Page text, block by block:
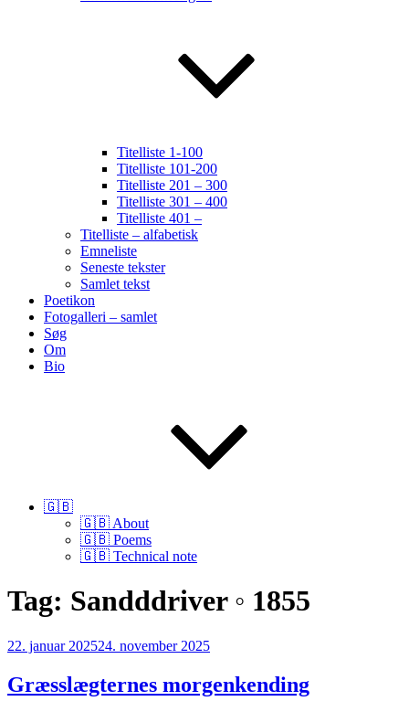
Titelliste 1-100
Titelliste 101-200
Titelliste 201 – 300
Titelliste 301 – 400
Titelliste 401 –
Titelliste – alfabetisk
Emneliste
Seneste tekster
Samlet tekst
Poetikon
Fotogalleri – samlet
Søg
Om
Bio
🇬🇧
🇬🇧 About
🇬🇧 Poems
🇬🇧 Technical note
Tag: Sandddriver ◦ 1855
Udgivet
22. januar 202524. november 2025
Græsslægternes morgenkending